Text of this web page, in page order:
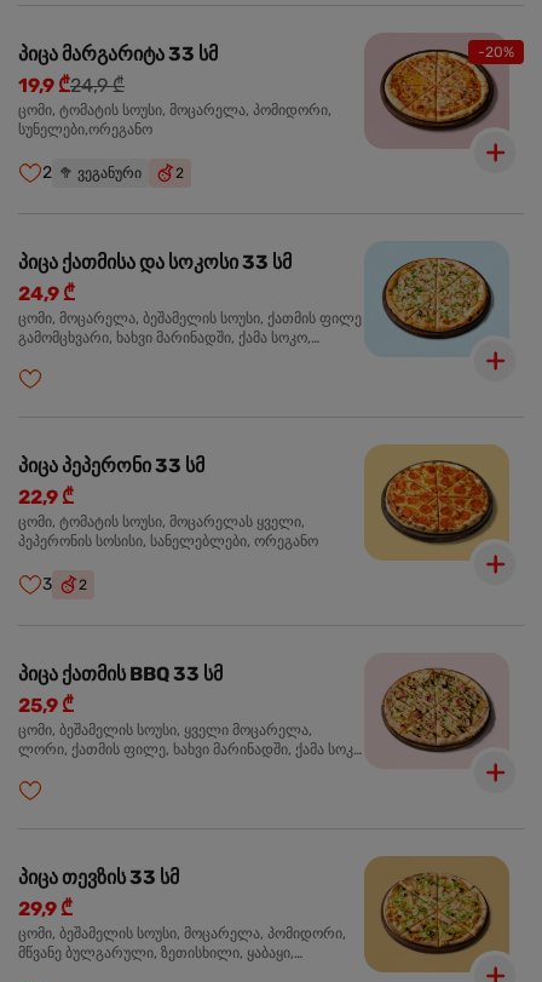
-20%
პიცა მარგარიტა 33 სმ
19,9 ₾24,9 ₾
ცომი, ტომატის სოუსი, მოცარელა, პომიდორი,
სუნელები,ორეგანო
2 🥦 ვეგანური 2
პიცა ქათმისა და სოკოსი 33 სმ
24,9 ₾
ცომი, მოცარელა, ბეშამელის სოუსი, ქათმის ფილე
გამომცხვარი, ხახვი მარინადში, ქამა სოკო,
პიცა პეპერონი 33 სმ
22,9 ₾
ცომი, ტომატის სოუსი, მოცარელას ყველი,
პეპერონის სოსისი, სანელებლები, ორეგანო
3 2
პიცა ქათმის BBQ 33 სმ
25,9 ₾
ცომი, ბეშამელის სოუსი, ყველი მოცარელა,
ლორი, ქათმის ფილე, ხახვი მარინადში, ქამა სოკო
პიცა თევზის 33 სმ
29,9 ₾
ცომი, ბეშამელის სოუსი, მოცარელა, პომიდორი,
მწვანე ბულგარული, ზეთისხილი, ყაბაყი,